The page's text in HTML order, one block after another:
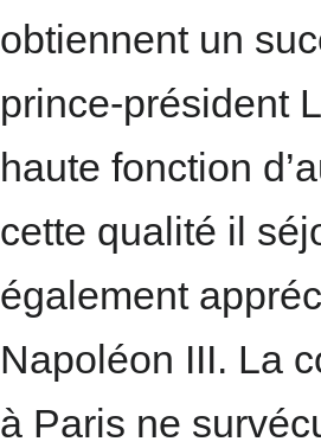
obtiennent un
prince-président
haute fonction
cette qualité il
également
Napoléon III. La
à Paris ne